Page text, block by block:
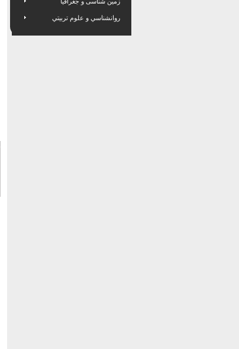
روانشناسي و علوم تربيتي